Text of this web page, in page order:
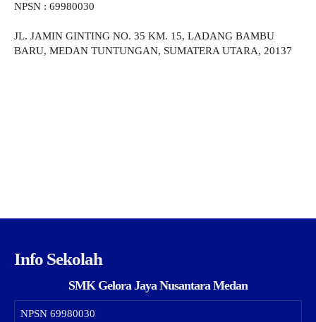
NPSN : 69980030
JL. JAMIN GINTING NO. 35 KM. 15, LADANG BAMBU
BARU, MEDAN TUNTUNGAN, SUMATERA UTARA, 20137
Info Sekolah
SMK Gelora Jaya Nusantara Medan
NPSN 69980030